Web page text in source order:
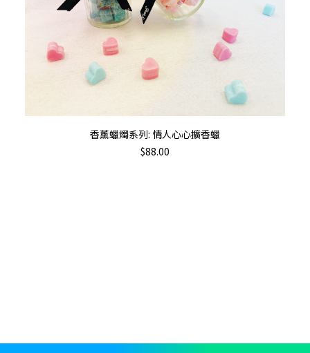
加入購物車
香薰蠟燭系列: 情人心心擴香蠟
$88.00